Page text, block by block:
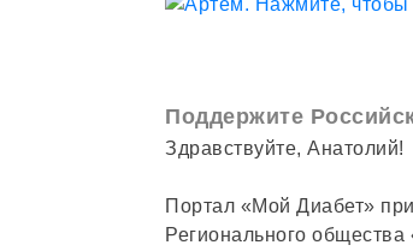
Поддержите
Здравствуйте, Анатолий!
Портал «Мой Диабет»
Регионального